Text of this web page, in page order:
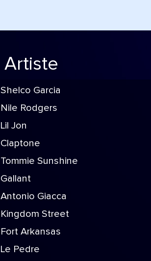
Artiste
Shelco Garcia
Nile Rodgers
Lil Jon
Claptone
Tommie Sunshine
Gallant
Antonio Giacca
Kingdom Street
Fort Arkansas
Le Pedre